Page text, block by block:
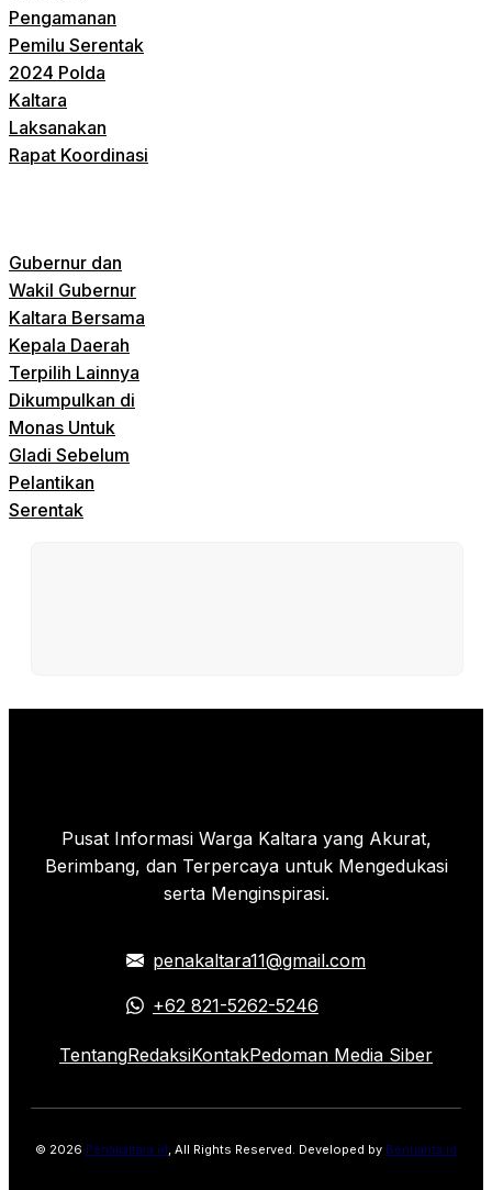
Pengamanan
Pemilu Serentak
2024 Polda
Kaltara
Laksanakan
Rapat Koordinasi
Gubernur dan
Wakil Gubernur
Kaltara Bersama
Kepala Daerah
Terpilih Lainnya
Dikumpulkan di
Monas Untuk
Gladi Sebelum
Pelantikan
Serentak
Pusat Informasi Warga Kaltara yang Akurat,
Berimbang, dan Terpercaya untuk Mengedukasi
serta Menginspirasi.
penakaltara11@gmail.com
+62 821-5262-5246
TentangRedaksiKontakPedoman Media Siber
© 2026 Penakaltara.id , All Rights Reserved. Developed by Benuanta.id